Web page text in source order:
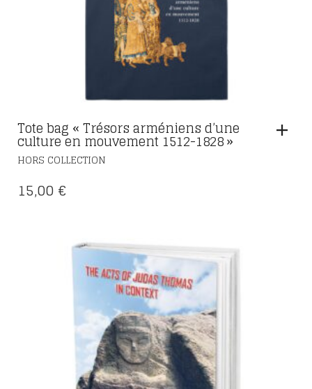
Tote bag « Trésors arméniens d’une
culture en mouvement 1512-1828 »
HORS COLLECTION
15,00 €